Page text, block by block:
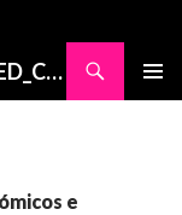
Working Paper Series -> CONTESTED_CITIES
e